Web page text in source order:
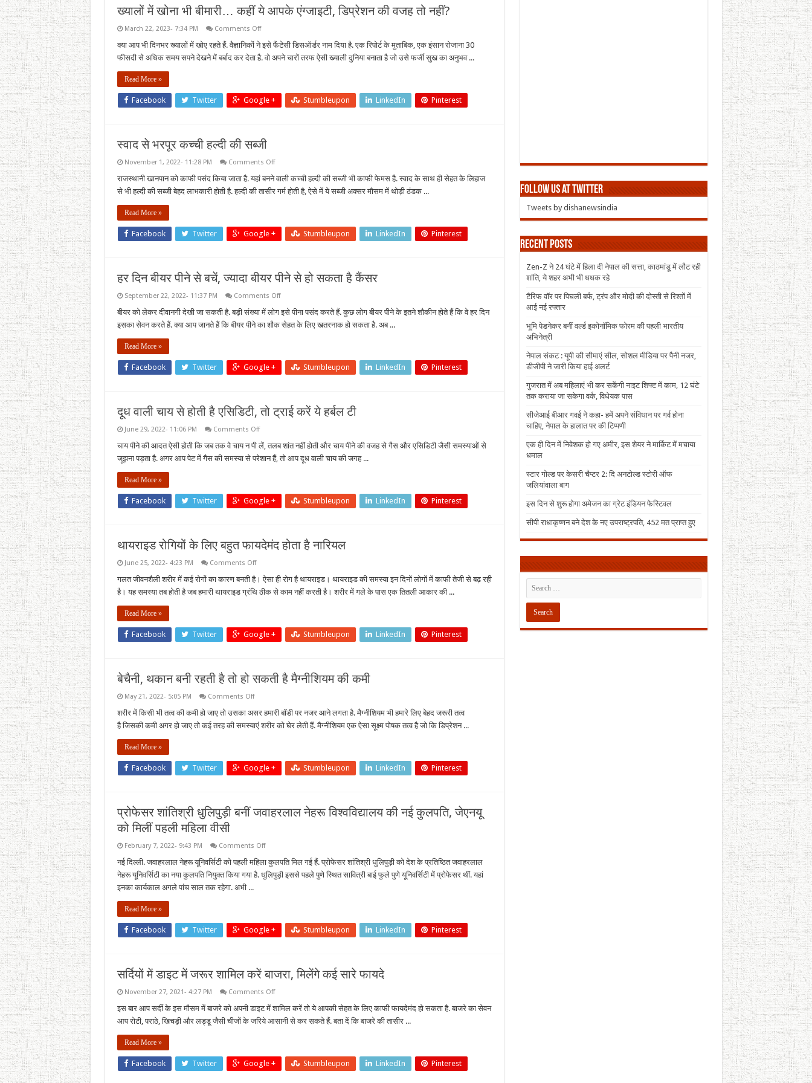
लाया
शानदार
ख्यालों में खोना भी बीमारी… कहीं ये आपके एंग्जाइटी, डिप्रेशन की वजह तो नहीं?
March 22, 2023- 7:34 PM Comments Offon
में
खोना
भी
एंग्जाइटी,
डिप्रेशन
नहीं?
क्या आप भी दिनभर ख्यालों में खोए रहते हैं. वैज्ञानिकों ने इसे फैंटेसी डिसऑर्डर नाम दिया है. एक रिपोर्ट के मुताबिक, एक इंसान रोजाना 30
फीसदी से अधिक समय सपने देखने में बर्बाद कर देता है. वो अपने चारों तरफ ऐसी ख्याली दुनिया बनाता है जो उसे फर्जी सुख का अनुभव ...
Read More »
Facebook Twitter Google + Stumbleupon LinkedIn Pinterest
स्वाद से भरपूर कच्ची हल्दी की सब्जी
November 1, 2022- 11:28 PM Comments Offon
से
भरपूर
कच्ची
राजस्थानी खानपान को काफी पसंद किया जाता है. यहां बनने वाली कच्ची हल्दी की सब्जी भी काफी फेमस है. स्वाद के साथ ही सेहत के लिहाज
से भी हल्दी की सब्जी बेहद लाभकारी होती है. हल्दी की तासीर गर्म होती है, ऐसे में ये सब्जी अक्सर मौसम में थोड़ी ठंडक ...
Read More »
Facebook Twitter Google + Stumbleupon LinkedIn Pinterest
हर दिन बीयर पीने से बचें, ज्यादा बीयर पीने से हो सकता है कैंसर
September 22, 2022- 11:37 PM Comments Offon
दिन
बीयर
पीने
से
कैंसर
बीयर को लेकर दीवानगी देखी जा सकती है. बड़ी संख्या में लोग इसे पीना पसंद करते हैं. कुछ लोग बीयर पीने के इतने शौकीन होते हैं कि वे हर दिन
इसका सेवन करते हैं. क्या आप जानते हैं कि बीयर पीने का शौक सेहत के लिए खतरनाक हो सकता है. अब ...
Read More »
Facebook Twitter Google + Stumbleupon LinkedIn Pinterest
दूध वाली चाय से होती है एसिडिटी, तो ट्राई करें ये हर्बल टी
June 29, 2022- 11:06 PM Comments Offon
वाली
चाय
से
ट्राई
करें
चाय पीने की आदत ऐसी होती कि जब तक वे चाय न पी लें, तलब शांत नहीं होती और चाय पीने की वजह से गैस और एसिडिटी जैसी समस्याओं से
जूझना पड़ता है. अगर आप पेट में गैस की समस्या से परेशान हैं, तो आप दूध वाली चाय की जगह ...
Read More »
Facebook Twitter Google + Stumbleupon LinkedIn Pinterest
थायराइड रोगियों के लिए बहुत फायदेमंद होता है नारियल
June 25, 2022- 4:23 PM Comments Offon
रोगियों
लिए
नारियल
गलत जीवनशैली शरीर में कई रोगों का कारण बनती है। ऐसा ही रोग है थायराइड। थायराइड की समस्या इन दिनों लोगों में काफी तेजी से बढ़ रही
है। यह समस्या तब होती है जब हमारी थायराइड ग्रंथि ठीक से काम नहीं करती है। शरीर में गले के पास एक तितली आकार की ...
Read More »
Facebook Twitter Google + Stumbleupon LinkedIn Pinterest
बेचैनी, थकान बनी रहती है तो हो सकती है मैग्नीशियम की कमी
May 21, 2022- 5:05 PM Comments Offon
थकान
रहती
है
मैग्नीशियम
शरीर में किसी भी तत्व की कमी हो जाए तो उसका असर हमारी बॉडी पर नजर आने लगता है. मैग्नीशियम भी हमारे लिए बेहद जरूरी तत्व
है जिसकी कमी अगर हो जाए तो कई तरह की समस्याएं शरीर को घेर लेती हैं. मैग्नीशियम एक ऐसा सूक्ष्म पोषक तत्व है जो कि डिप्रेशन ...
Read More »
Facebook Twitter Google + Stumbleupon LinkedIn Pinterest
प्रोफेसर शांतिश्री धुलिपुड़ी बनीं जवाहरलाल नेहरू विश्वविद्यालय की नई कुलपति, जेएनयू
को मिलीं पहली महिला वीसी
February 7, 2022- 9:43 PM Comments Offon
शांतिश्री
धुलिपुड़ी
बनीं
कुलपति,
जेएनयू
को
वीसी
नई दिल्ली. जवाहरलाल नेहरू यूनिवर्सिटी को पहली महिला कुलपति मिल गई हैं. प्रोफेसर शांतिश्री धुलिपुड़ी को देश के प्रतिष्ठित जवाहरलाल
नेहरू यूनिवर्सिटी का नया कुलपति नियुक्त किया गया है. धुलिपुड़ी इससे पहले पुणे स्थित सावित्री बाई फुले पुणे यूनिवर्सिटी में प्रोफेसर थीं. यहां
इनका कार्यकाल अगले पांच साल तक रहेगा. अभी ...
Read More »
Facebook Twitter Google + Stumbleupon LinkedIn Pinterest
सर्दियों में डाइट में जरूर शामिल करें बाजरा, मिलेंगे कई सारे फायदे
November 27, 2021- 4:27 PM Comments Offon
में
में
मिलेंगे
कई
इस बार आप सर्दी के इस मौसम में बाजरे को अपनी डाइट में शामिल करें तो ये आपकी सेहत के लिए काफी फायदेमंद हो सकता है. बाजरे का सेवन
आप रोटी, पराठे, खिचड़ी और लड्डू जैसी चीजों के जरिये आसानी से कर सकते हैं. बता दें कि बाजरे की तासीर ...
Read More »
Facebook Twitter Google + Stumbleupon LinkedIn Pinterest
Follow us at Twitter
Tweets by dishanewsindia
Recent Posts
Zen-Z ने 24 घंटे में हिला दी नेपाल की सत्ता, काठमांडू में लौट रही
शांति, ये शहर अभी भी धधक रहे
टैरिफ वॉर पर पिघली बर्फ, ट्रंप और मोदी की दोस्ती से रिश्तों में
आई नई रफ्तार
भूमि पेडनेकर बनीं वर्ल्ड इकोनॉमिक फोरम की पहली भारतीय
अभिनेत्री
नेपाल संकट : यूपी की सीमाएं सील, सोशल मीडिया पर पैनी नजर,
डीजीपी ने जारी किया हाई अलर्ट
गुजरात में अब महिलाएं भी कर सकेंगी नाइट शिफ्ट में काम, 12 घंटे
तक कराया जा सकेगा वर्क, विधेयक पास
सीजेआई बीआर गवई ने कहा- हमें अपने संविधान पर गर्व होना
चाहिए, नेपाल के हालात पर की टिप्पणी
एक ही दिन में निवेशक हो गए अमीर, इस शेयर ने मार्किट में मचाया
धमाल
स्टार गोल्ड पर केसरी चैप्टर 2: दि अनटोल्ड स्टोरी ऑफ
जलियांवाला बाग
इस दिन से शुरू होगा अमेजन का ग्रेट इंडियन फेस्टिवल
सीपी राधाकृष्णन बने देश के नए उपराष्ट्रपति, 452 मत प्राप्त हुए